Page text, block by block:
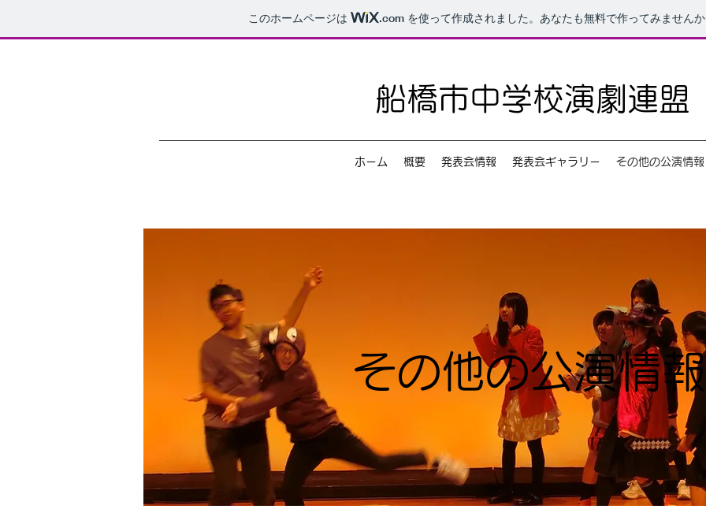
このホームページは .com を使って作成されました。あなたも無料で作ってみません
船橋市中学校演劇連盟
ホーム 概要 発表会情報 発表会ギャラリー その他の公演情報
その他の公演情報